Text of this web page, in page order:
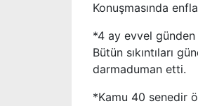
Konuşmasında
*4 ay evvel
Bütün sıkıntıları
darmaduman etti.
*Kamu 40 senedir